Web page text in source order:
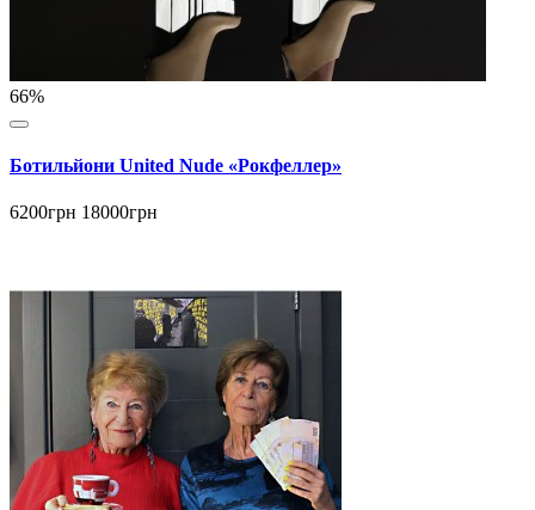
66%
Ботильйони United Nude «Рокфеллер»
6200грн 18000грн